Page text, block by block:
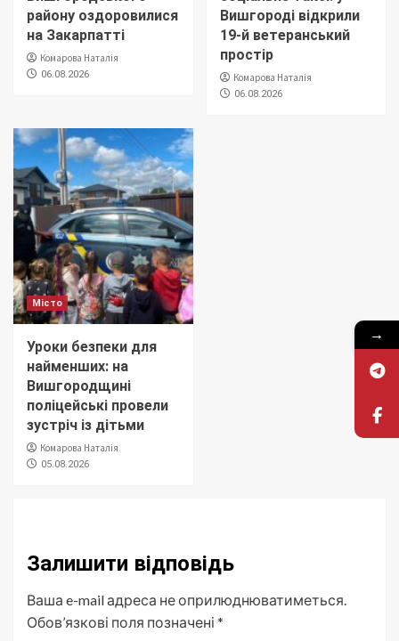
району оздоровилися
на Закарпатті
Комарова Наталія
06.08.2026
Вишгороді відкрили
19-й ветеранський
простір
Комарова Наталія
06.08.2026
Місто
Уроки безпеки для
найменших: на
Вишгородщині
поліцейські провели
зустріч із дітьми
Комарова Наталія
05.08.2026
Залишити відповідь
Ваша e-mail адреса не оприлюднюватиметься.
Обов’язкові поля позначені *
→